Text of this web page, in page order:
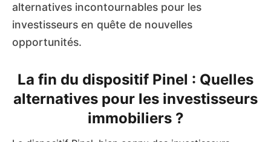
alternatives incontournables pour les
investisseurs en quête de nouvelles
opportunités.
La fin du dispositif Pinel : Quelles
alternatives pour les investisseurs
immobiliers ?